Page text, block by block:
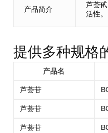
产品简介
芦荟
活性。
提供多种规格
产品名
芦荟苷
芦荟苷
芦荟苷